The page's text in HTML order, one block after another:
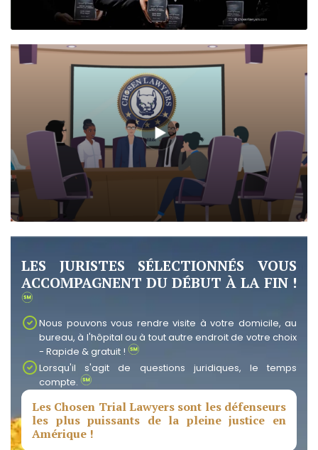
LES JURISTES SÉLECTIONNÉS VOUS
ACCOMPAGNENT DU DÉBUT À LA FIN !
Nous pouvons vous rendre visite à votre domicile, au
bureau, à l'hôpital ou à tout autre endroit de votre choix
- Rapide & gratuit !
Lorsqu'il s'agit de questions juridiques, le temps
compte.
Les Chosen Trial Lawyers sont les défenseurs
les plus puissants de la pleine justice en
Amérique !